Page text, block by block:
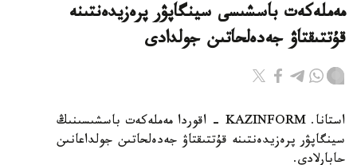
مەملەكەت باسشىسى سينگاپۋر پرەزيدەنتىنە
قۇتتىقتاۋ جەدەلحاتىن جولدادى
استانا. KAZINFORM - اقوردا مەملەكەت باسشىسىنىڭ
سينگاپۋر پرەزيدەنتىنە قۇتتىقتاۋ جەدەلحاتىن جولداعانىن
حابارلادى.